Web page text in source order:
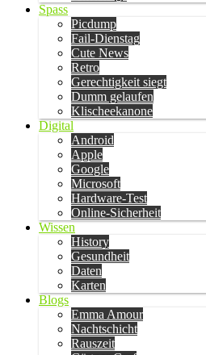
Spass
Picdump
Fail-Dienstag
Cute News
Retro
Gerechtigkeit siegt
Dumm gelaufen
Klischeekanone
Digital
Android
Apple
Google
Microsoft
Hardware-Test
Online-Sicherheit
Wissen
History
Gesundheit
Daten
Karten
Blogs
Emma Amour
Nachtschicht
Rauszeit